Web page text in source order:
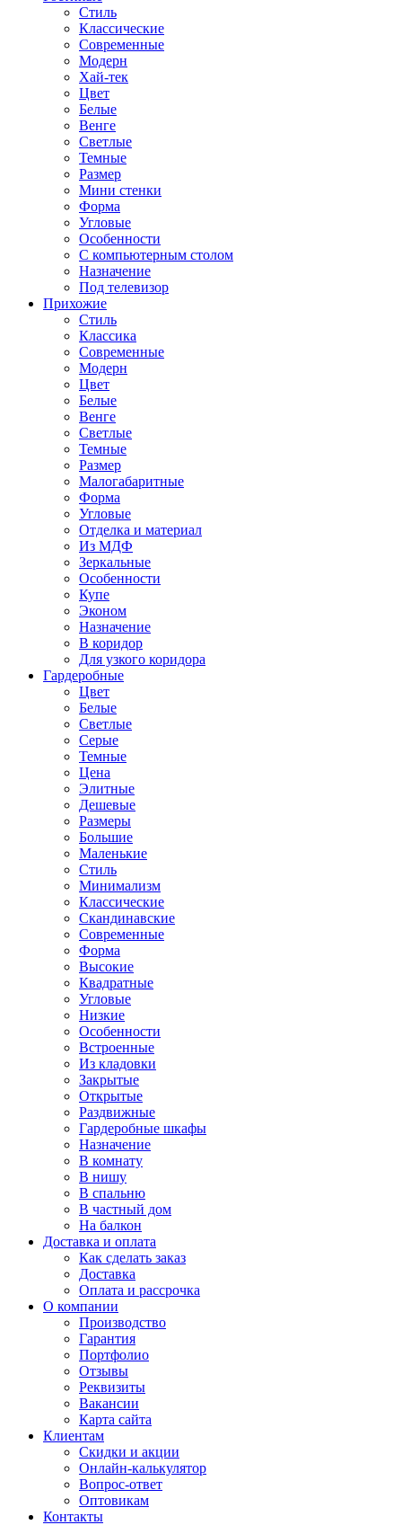
Стиль
Классические
Современные
Модерн
Хай-тек
Цвет
Белые
Венге
Светлые
Темные
Размер
Мини стенки
Форма
Угловые
Особенности
С компьютерным столом
Назначение
Под телевизор
Прихожие
Стиль
Классика
Современные
Модерн
Цвет
Белые
Венге
Светлые
Темные
Размер
Малогабаритные
Форма
Угловые
Отделка и материал
Из МДФ
Зеркальные
Особенности
Купе
Эконом
Назначение
В коридор
Для узкого коридора
Гардеробные
Цвет
Белые
Светлые
Серые
Темные
Цена
Элитные
Дешевые
Размеры
Большие
Маленькие
Стиль
Минимализм
Классические
Скандинавские
Современные
Форма
Высокие
Квадратные
Угловые
Низкие
Особенности
Встроенные
Из кладовки
Закрытые
Открытые
Раздвижные
Гардеробные шкафы
Назначение
В комнату
В нишу
В спальню
В частный дом
На балкон
Доставка и оплата
Как сделать заказ
Доставка
Оплата и рассрочка
О компании
Производство
Гарантия
Портфолио
Отзывы
Реквизиты
Вакансии
Карта сайта
Клиентам
Скидки и акции
Онлайн-калькулятор
Вопрос-ответ
Оптовикам
Контакты